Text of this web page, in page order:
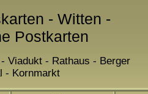
- Witten -
Postkarten
Viadukt - Rathaus - Berger
- Kornmarkt